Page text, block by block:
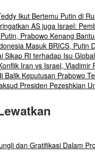
Ikut Bertemu Putin di
AS juga Israel:
Prabowo Kenang
Masuk BRICS, Putin
Sikap RI terhadap Isu
Iran vs Israel,
Balik Keputusan Prabowo
Presiden Pezeshkian
dan Gratifikasi Dalam